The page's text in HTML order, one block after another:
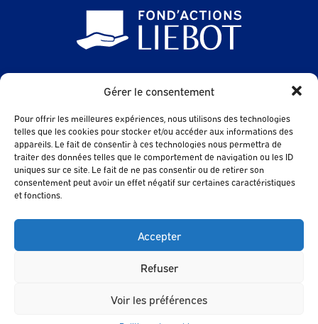
Gérer le consentement
Pour offrir les meilleures expériences, nous utilisons des technologies
telles que les cookies pour stocker et/ou accéder aux informations des
appareils. Le fait de consentir à ces technologies nous permettra de
traiter des données telles que le comportement de navigation ou les ID
uniques sur ce site. Le fait de ne pas consentir ou de retirer son
consentement peut avoir un effet négatif sur certaines caractéristiques
et fonctions.
Accepter
Refuser
Voir les préférences
85500 LES HERBIERS
FAQ
contact@fondactions-liebot.fr
Mentions légales |